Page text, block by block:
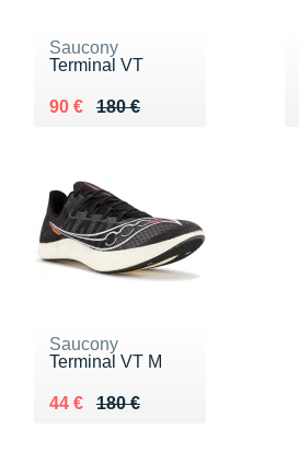
Saucony
Terminal VT
180 €
Au lieu de 180 €
90 €
Vendu 90 €
Saucony
Terminal VT M
180 €
Au lieu de 180 €
44 €
Vendu 44 €